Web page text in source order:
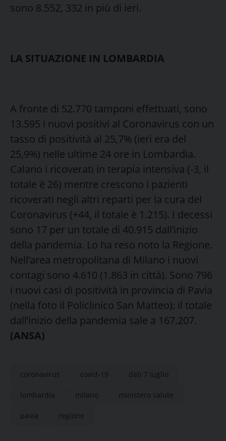
sono 8.552, 332 in più di ieri.
LA SITUAZIONE IN LOMBARDIA
A fronte di 52.770 tamponi effettuati, sono
13.595 i nuovi positivi al Coronavirus con un
tasso di positività al 25,7% (ieri era del
25,9%) nelle ultime 24 ore in Lombardia.
Calano i ricoverati in terapia intensiva (-3, il
totale è 26) mentre crescono i pazienti
ricoverati negli altri reparti per la cura del
Coronavirus (+44, il totale è 1.215). I decessi
sono 17 per un totale di 40.915 dall’inizio
della pandemia. Lo ha reso noto la Regione.
Nell’area metropolitana di Milano i nuovi
contagi sono 4.610 (1.863 in città). Sono 796
i nuovi casi di positività in provincia di Pavia
(nella foto il Policlinico San Matteo): il totale
dall’inizio della pandemia sale a 167.207.
(ANSA)
coronavirus covid-19 dati 7 luglio
lombardia milano ministero salute
pavia regione